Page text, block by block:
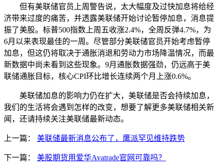
但有美联储官员上周警告说，太大幅度及过快加息将给经
济带来过度的痛苦，并透露美联储开始讨论暂停加息，消息提
振了美股。标普500指数上周五收涨2.4%，全周反弹4.7%，为
6月以来表现最佳的一周。尽管部分美联储官员开始考虑暂停
加息，但这仍将取决于通胀消退和劳动力市场降温情况，而最
新数据中尚未看到这些现象。9月通胀数据强劲，仍远高于美
联储通胀目标，核心CPI环比增长连续两个月上涨0.6%。
美联储加息的影响力仍在扩大，美联储是否会持续加息，
我们的生活将会遇到怎样的改变，想要了解更多美联储相关新
闻，还请持续关注美联储最新动态。
上一篇： 美联储最新消息公布了，鹰派罕见维持跌势
下一篇： 美股期货用爱华Avatrade官网可靠吗？